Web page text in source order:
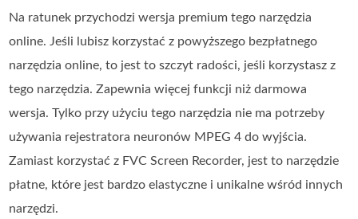
Na ratunek przychodzi wersja premium tego narzędzia
online. Jeśli lubisz korzystać z powyższego bezpłatnego
narzędzia online, to jest to szczyt radości, jeśli korzystasz z
tego narzędzia. Zapewnia więcej funkcji niż darmowa
wersja. Tylko przy użyciu tego narzędzia nie ma potrzeby
używania rejestratora neuronów MPEG 4 do wyjścia.
Zamiast korzystać z FVC Screen Recorder, jest to narzędzie
płatne, które jest bardzo elastyczne i unikalne wśród innych
narzędzi.